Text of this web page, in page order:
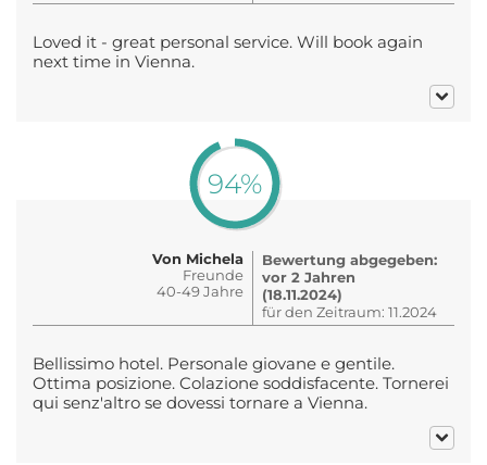
Loved it - great personal service. Will book again
next time in Vienna.
94%
Von Michela
Freunde
40-49 Jahre
Bewertung abgegeben:
vor 2 Jahren
(18.11.2024)
für den Zeitraum: 11.2024
Bellissimo hotel. Personale giovane e gentile.
Ottima posizione. Colazione soddisfacente. Tornerei
qui senz'altro se dovessi tornare a Vienna.